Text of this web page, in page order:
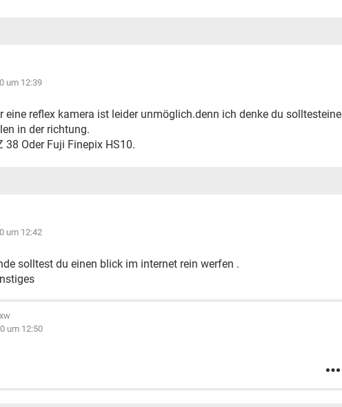
um 12:39
eine reflex kamera ist leider unmöglich.denn ich denke du solltesteine
in der richtung.
38 Oder Fuji Finepix HS10.
um 12:42
solltest du einen blick im internet rein werfen .
um 12:50